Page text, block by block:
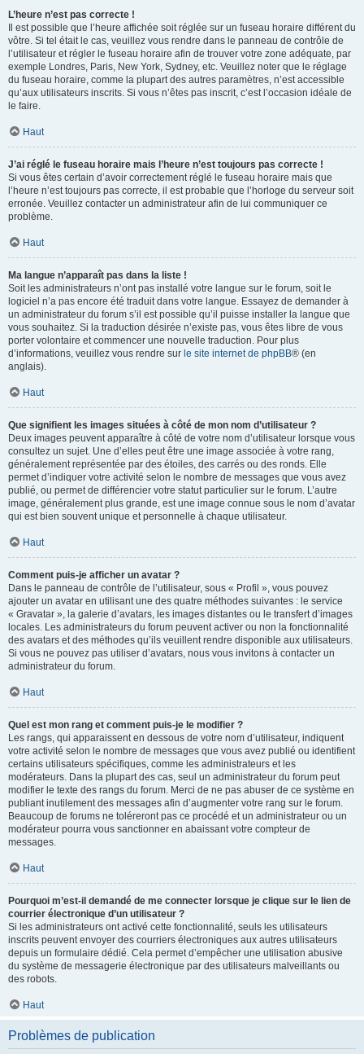
L’heure n’est pas correcte !
Il est possible que l’heure affichée soit réglée sur un fuseau horaire différent du
vôtre. Si tel était le cas, veuillez vous rendre dans le panneau de contrôle de
l’utilisateur et régler le fuseau horaire afin de trouver votre zone adéquate, par
exemple Londres, Paris, New York, Sydney, etc. Veuillez noter que le réglage
du fuseau horaire, comme la plupart des autres paramètres, n’est accessible
qu’aux utilisateurs inscrits. Si vous n’êtes pas inscrit, c’est l’occasion idéale de
le faire.
Haut
J’ai réglé le fuseau horaire mais l’heure n’est toujours pas correcte !
Si vous êtes certain d’avoir correctement réglé le fuseau horaire mais que
l’heure n’est toujours pas correcte, il est probable que l’horloge du serveur soit
erronée. Veuillez contacter un administrateur afin de lui communiquer ce
problème.
Haut
Ma langue n’apparaît pas dans la liste !
Soit les administrateurs n’ont pas installé votre langue sur le forum, soit le
logiciel n’a pas encore été traduit dans votre langue. Essayez de demander à
un administrateur du forum s’il est possible qu’il puisse installer la langue que
vous souhaitez. Si la traduction désirée n’existe pas, vous êtes libre de vous
porter volontaire et commencer une nouvelle traduction. Pour plus
d’informations, veuillez vous rendre sur le site internet de phpBB® (en
anglais).
Haut
Que signifient les images situées à côté de mon nom d’utilisateur ?
Deux images peuvent apparaître à côté de votre nom d’utilisateur lorsque vous
consultez un sujet. Une d’elles peut être une image associée à votre rang,
généralement représentée par des étoiles, des carrés ou des ronds. Elle
permet d’indiquer votre activité selon le nombre de messages que vous avez
publié, ou permet de différencier votre statut particulier sur le forum. L’autre
image, généralement plus grande, est une image connue sous le nom d’avatar
qui est bien souvent unique et personnelle à chaque utilisateur.
Haut
Comment puis-je afficher un avatar ?
Dans le panneau de contrôle de l’utilisateur, sous « Profil », vous pouvez
ajouter un avatar en utilisant une des quatre méthodes suivantes : le service
« Gravatar », la galerie d’avatars, les images distantes ou le transfert d’images
locales. Les administrateurs du forum peuvent activer ou non la fonctionnalité
des avatars et des méthodes qu’ils veuillent rendre disponible aux utilisateurs.
Si vous ne pouvez pas utiliser d’avatars, nous vous invitons à contacter un
administrateur du forum.
Haut
Quel est mon rang et comment puis-je le modifier ?
Les rangs, qui apparaissent en dessous de votre nom d’utilisateur, indiquent
votre activité selon le nombre de messages que vous avez publié ou identifient
certains utilisateurs spécifiques, comme les administrateurs et les
modérateurs. Dans la plupart des cas, seul un administrateur du forum peut
modifier le texte des rangs du forum. Merci de ne pas abuser de ce système en
publiant inutilement des messages afin d’augmenter votre rang sur le forum.
Beaucoup de forums ne toléreront pas ce procédé et un administrateur ou un
modérateur pourra vous sanctionner en abaissant votre compteur de
messages.
Haut
Pourquoi m’est-il demandé de me connecter lorsque je clique sur le lien de
courrier électronique d’un utilisateur ?
Si les administrateurs ont activé cette fonctionnalité, seuls les utilisateurs
inscrits peuvent envoyer des courriers électroniques aux autres utilisateurs
depuis un formulaire dédié. Cela permet d’empêcher une utilisation abusive
du système de messagerie électronique par des utilisateurs malveillants ou
des robots.
Haut
Problèmes de publication